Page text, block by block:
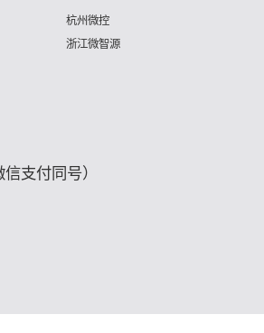
杭州微控
浙江微智源
支付同号）